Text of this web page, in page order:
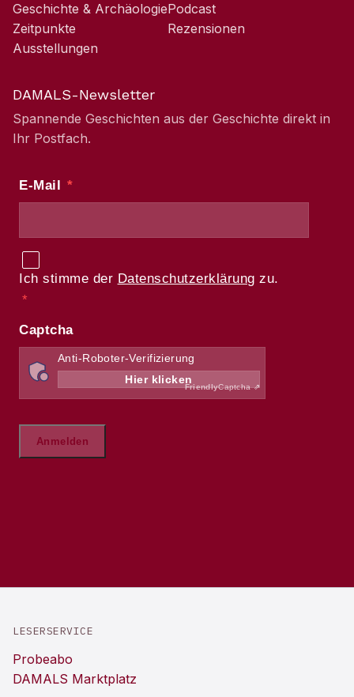
Geschichte & Archäologie
Zeitpunkte
Ausstellungen
Podcast
Rezensionen
DAMALS-Newsletter
Spannende Geschichten aus der Geschichte direkt in
Ihr Postfach.
LESERSERVICE
Probeabo
DAMALS Marktplatz